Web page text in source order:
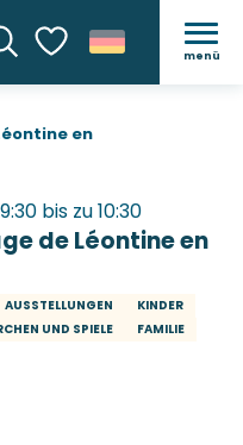
Voir les favoris
menü
en
bis zu 10:30
de Léontine en
AUSSTELLUNGEN
KINDER
UND SPIELE
FAMILIE